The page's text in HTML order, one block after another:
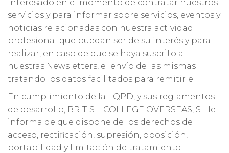
interesado en el momento de contratar nuestros
servicios y para informar sobre servicios, eventos y
noticias relacionadas con nuestra actividad
profesional que puedan ser de su interés y para
realizar, en caso de que se haya suscrito a
nuestras Newsletters, el envío de las mismas
tratando los datos facilitados para remitirle.
En cumplimiento de la LQPD, y sus reglamentos
de desarrollo, BRITISH COLLEGE OVERSEAS, SL le
informa de que dispone de los derechos de
acceso, rectificación, supresión, oposición,
portabilidad y limitación de tratamiento